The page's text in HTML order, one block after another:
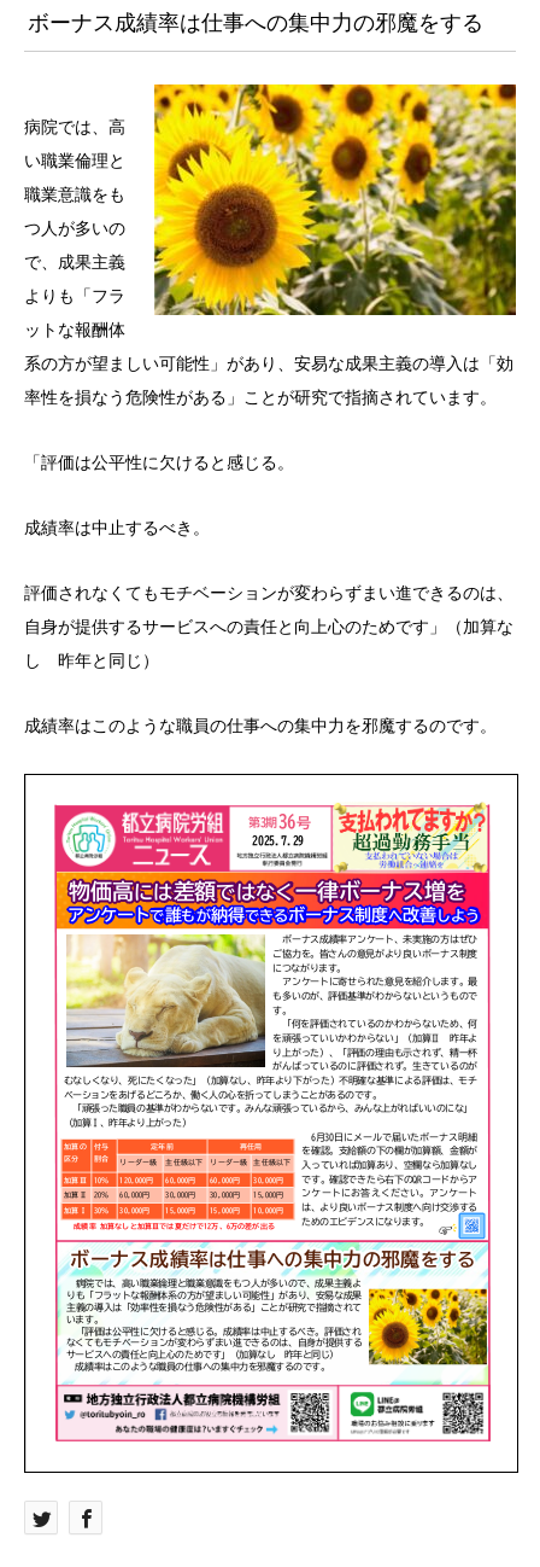
ボーナス成績率は仕事への集中力の邪魔をする
病院では、高
い職業倫理と
職業意識をも
つ人が多いの
で、成果主義
よりも「フラ
ットな報酬体
系の方が望ましい可能性」があり、安易な成果主義の導入は「効
率性を損なう危険性がある」ことが研究で指摘されています。
「評価は公平性に欠けると感じる。
成績率は中止するべき。
評価されなくてもモチベーションが変わらずまい進できるのは、
自身が提供するサービスへの責任と向上心のためです」（加算な
し 昨年と同じ）
成績率はこのような職員の仕事への集中力を邪魔するのです。